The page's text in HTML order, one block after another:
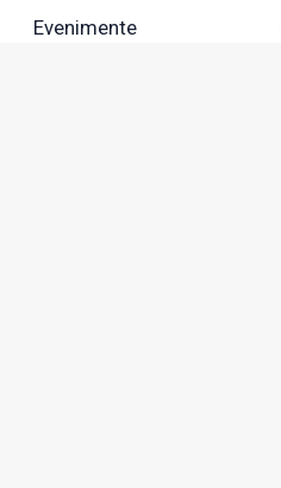
Evenimente